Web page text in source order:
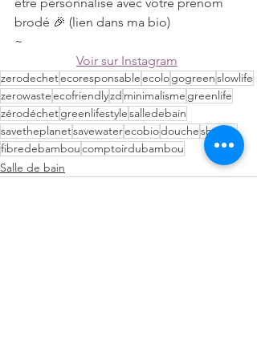
brodé 🎉 (lien dans ma bio)
~
Voir sur Instagram
zerodechetecoresponsableecologogreenslowlife
zerowasteecofriendlyzd minimalisme greenlife
zérodéchetgreenlifestylesalledebain
savetheplanetsavewaterecobiodoucheshower
fibredebamboucomptoirdubambou
Salle de bain